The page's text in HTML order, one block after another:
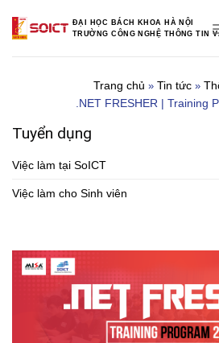
content
ĐẠI HỌC BÁCH KHOA HÀ NỘI
TRƯỜNG CÔNG NGHỆ THÔNG TIN
Trang chủ » Tin tức»
.NET FRESHER | Training
Tuyển dụng
Việc làm tại SoICT
Việc làm cho Sinh viên